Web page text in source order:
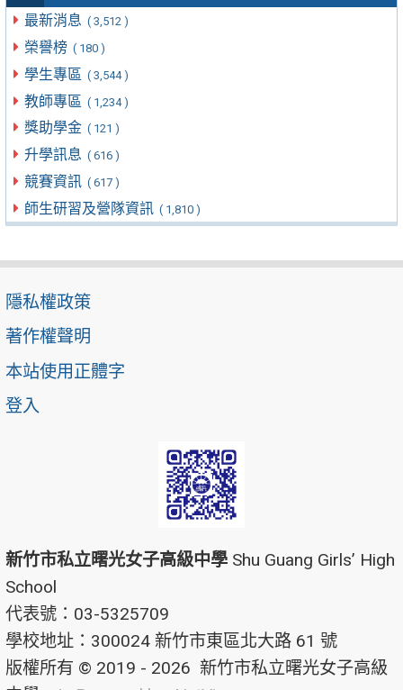
最新消息 ( 3,512 )
榮譽榜 ( 180 )
學生專區 ( 3,544 )
教師專區 ( 1,234 )
獎助學金 ( 121 )
升學訊息 ( 616 )
競賽資訊 ( 617 )
師生研習及營隊資訊 ( 1,810 )
隱私權政策
著作權聲明
本站使用正體字
登入
新竹市私立曙光女子高級中學 Shu Guang Girls’ High
School
代表號：03-5325709
學校地址：300024 新竹市東區北大路 61 號
版權所有 © 2019 - 2026 新竹市私立曙光女子高級